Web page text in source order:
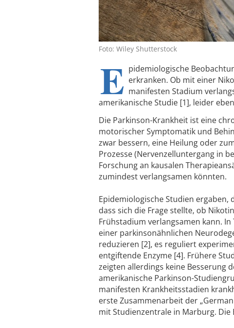
Foto: Wiley Shutterstock
E pidemiologische
erkranken. Ob mit einer
manifesten Stadium
amerikanische Studie [1], leider
Die Parkinson-Krankheit ist eine
motorischer Symptomatik und
zwar bessern, eine Heilung oder
Prozesse (Nervenzelluntergang in
Forschung an kausalen
zumindest verlangsamen könnten.
Epidemiologische Studien ergaben,
dass sich die Frage stellte, ob
Frühstadium verlangsamen kann.
einer parkinsonähnlichen
reduzieren [2], es reguliert
entgiftende Enzyme [4]. Frühere
zeigten allerdings keine Besserung
amerikanische Parkinson-
manifesten Krankheitsstadien
erste Zusammenarbeit der
mit Studienzentrale in Marburg. Die